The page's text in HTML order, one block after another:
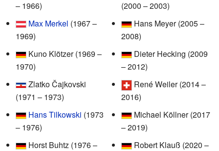
– 1966)
Max Merkel (1967 –
1969)
Kuno Klötzer (1969 –
1970)
Zlatko Čajkovski
(1971 – 1973)
Hans Tilkowski (1973
– 1976)
Horst Buhtz (1976 –
(2000 – 2003)
Hans Meyer (2005 –
2008)
Dieter Hecking (2009
– 2012)
René Weiler (2014 –
2016)
Michael Köllner (2017
– 2019)
Robert Klauß (2020 –